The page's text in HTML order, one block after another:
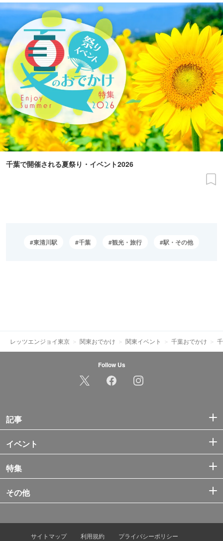
千葉で開催される夏祭り・イベント2026
東清川駅 千葉 観光・旅行 駅・その他
レッツエンジョイ東京 関東おでかけ 関東イベント 千葉おでかけ
Follow Us
記事
イベント
特集
その他
サイトマップ 利用規約 プライバシーポリシー